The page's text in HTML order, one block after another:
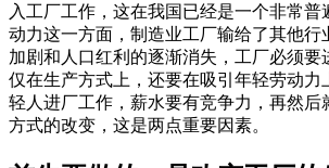
入工厂工作，这在我国已经是一个非常普
动力这一方面，制造业工厂输给了其他行
加剧和人口红利的逐渐消失，工厂必须要
仅在生产方式上，还要在吸引年轻劳动力
轻人进厂工作，薪水要有竞争力，再然后
方式的改变，这是两点重要因素。